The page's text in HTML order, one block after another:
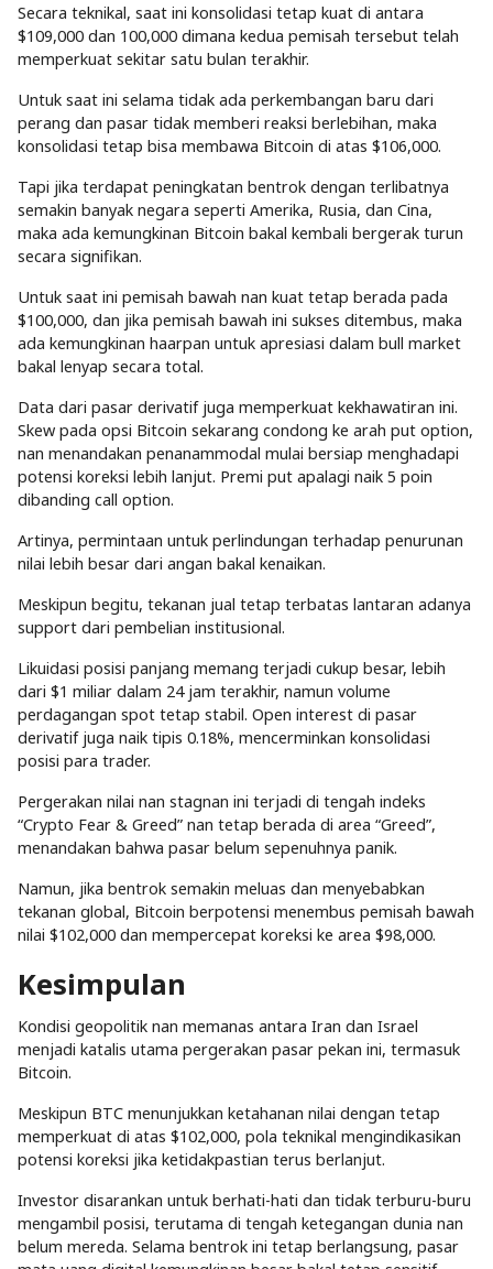
Secara teknikal, saat ini konsolidasi tetap kuat di antara
$109,000 dan 100,000 dimana kedua pemisah tersebut telah
memperkuat sekitar satu bulan terakhir.
Untuk saat ini selama tidak ada perkembangan baru dari
perang dan pasar tidak memberi reaksi berlebihan, maka
konsolidasi tetap bisa membawa Bitcoin di atas $106,000.
Tapi jika terdapat peningkatan bentrok dengan terlibatnya
semakin banyak negara seperti Amerika, Rusia, dan Cina,
maka ada kemungkinan Bitcoin bakal kembali bergerak turun
secara signifikan.
Untuk saat ini pemisah bawah nan kuat tetap berada pada
$100,000, dan jika pemisah bawah ini sukses ditembus, maka
ada kemungkinan haarpan untuk apresiasi dalam bull market
bakal lenyap secara total.
Data dari pasar derivatif juga memperkuat kekhawatiran ini.
Skew pada opsi Bitcoin sekarang condong ke arah put option,
nan menandakan penanammodal mulai bersiap menghadapi
potensi koreksi lebih lanjut. Premi put apalagi naik 5 poin
dibanding call option.
Artinya, permintaan untuk perlindungan terhadap penurunan
nilai lebih besar dari angan bakal kenaikan.
Meskipun begitu, tekanan jual tetap terbatas lantaran adanya
support dari pembelian institusional.
Likuidasi posisi panjang memang terjadi cukup besar, lebih
dari $1 miliar dalam 24 jam terakhir, namun volume
perdagangan spot tetap stabil. Open interest di pasar
derivatif juga naik tipis 0.18%, mencerminkan konsolidasi
posisi para trader.
Pergerakan nilai nan stagnan ini terjadi di tengah indeks
“Crypto Fear & Greed” nan tetap berada di area “Greed”,
menandakan bahwa pasar belum sepenuhnya panik.
Namun, jika bentrok semakin meluas dan menyebabkan
tekanan global, Bitcoin berpotensi menembus pemisah bawah
nilai $102,000 dan mempercepat koreksi ke area $98,000.
Kesimpulan
Kondisi geopolitik nan memanas antara Iran dan Israel
menjadi katalis utama pergerakan pasar pekan ini, termasuk
Bitcoin.
Meskipun BTC menunjukkan ketahanan nilai dengan tetap
memperkuat di atas $102,000, pola teknikal mengindikasikan
potensi koreksi jika ketidakpastian terus berlanjut.
Investor disarankan untuk berhati-hati dan tidak terburu-buru
mengambil posisi, terutama di tengah ketegangan dunia nan
belum mereda. Selama bentrok ini tetap berlangsung, pasar